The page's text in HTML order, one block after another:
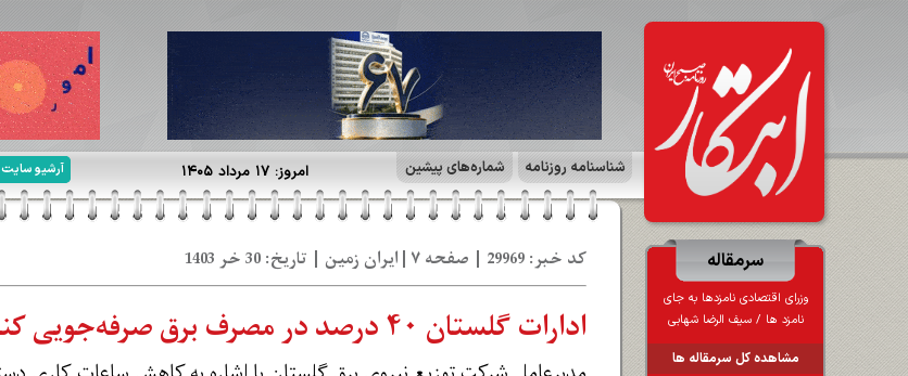
آرشیو سایت امروز: ۱۷ مرداد ۱۴۰۵ شناسنامه روزنامه شماره‌های پیشین
سرمقاله
وزرای اقتصادی نامزدها به جای
نامزد ها / سیف الرضا شهابی
مشاهده کل سرمقاله ها
کد خبر: 29969 | صفحه ۷ | ایران زمین | تاریخ: 30 خر 1403
ادارات گلستان ۴۰ درصد در مصرف برق صرفه‌جویی کنند